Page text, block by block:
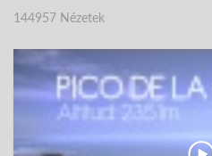
144957 Nézetek